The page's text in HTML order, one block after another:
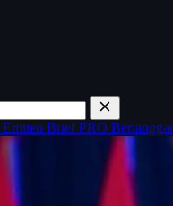
Emiten BriefPRO